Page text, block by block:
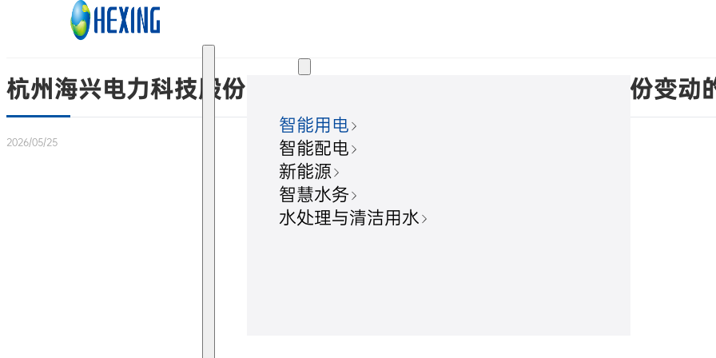
跳转到主要内容 跳转到页脚
智能用电
智能配电
新能源
智慧水务
水处理与清洁用水
杭州海兴电力科技股份有限公司关于股份回购实施结果暨股份变动
2026/05/25